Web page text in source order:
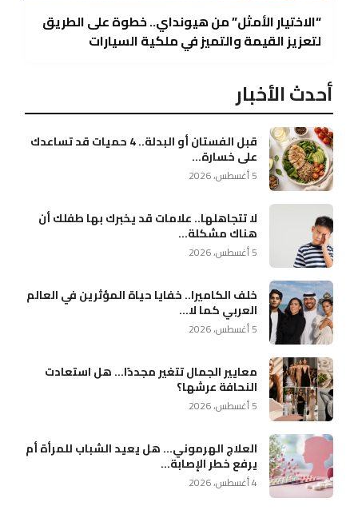
“الاختيار الأمثل” من هيونداي.. خطوة على الطريق
لتعزيز القيمة والتميز في ملكية السيارات
أحدث الأخبار
قبل الفستان أو البدلة.. 4 حميات قد تساعدك
على خسارة...
5 أغسطس، 2026
لا تتجاهلها.. علامات قد يخبرك بها طفلك أن
هناك مشكلة...
5 أغسطس، 2026
خلف الكاميرا.. خفايا حياة المؤثرين في العالم
العربي كما لا...
5 أغسطس، 2026
معايير الجمال تتغير مجددًا… هل استعادت
النحافة عرشها؟
5 أغسطس، 2026
العلاج الهرموني… هل يعيد الشباب للمرأة أم
يرفع خطر الإصابة...
4 أغسطس، 2026